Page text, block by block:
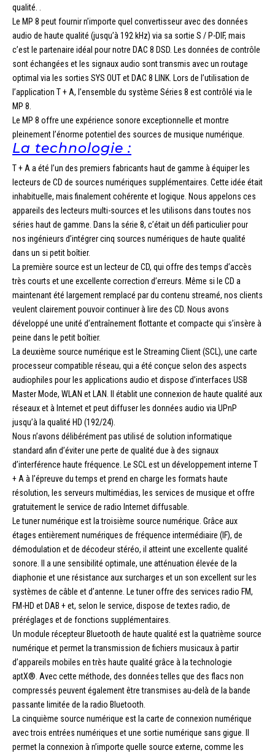
qualité. .
Le MP 8 peut fournir n’importe quel convertisseur avec des données
audio de haute qualité (jusqu’à 192 kHz) via sa sortie S / P-DIF, mais
c’est le partenaire idéal pour notre DAC 8 DSD. Les données de contrôle
sont échangées et les signaux audio sont transmis avec un routage
optimal via les sorties SYS OUT et DAC 8 LINK. Lors de l’utilisation de
l’application T + A, l’ensemble du système Séries 8 est contrôlé via le
MP 8.
Le MP 8 offre une expérience sonore exceptionnelle et montre
pleinement l’énorme potentiel des sources de musique numérique.
La technologie :
T + A a été l’un des premiers fabricants haut de gamme à équiper les
lecteurs de CD de sources numériques supplémentaires. Cette idée était
inhabituelle, mais finalement cohérente et logique. Nous appelons ces
appareils des lecteurs multi-sources et les utilisons dans toutes nos
séries haut de gamme. Dans la série 8, c’était un défi particulier pour
nos ingénieurs d’intégrer cinq sources numériques de haute qualité
dans un si petit boîtier.
La première source est un lecteur de CD, qui offre des temps d’accès
très courts et une excellente correction d’erreurs. Même si le CD a
maintenant été largement remplacé par du contenu streamé, nos clients
veulent clairement pouvoir continuer à lire des CD. Nous avons
développé une unité d’entraînement flottante et compacte qui s’insère à
peine dans le petit boîtier.
La deuxième source numérique est le Streaming Client (SCL), une carte
processeur compatible réseau, qui a été conçue selon des aspects
audiophiles pour les applications audio et dispose d’interfaces USB
Master Mode, WLAN et LAN. Il établit une connexion de haute qualité aux
réseaux et à Internet et peut diffuser les données audio via UPnP
jusqu’à la qualité HD (192/24).
Nous n’avons délibérément pas utilisé de solution informatique
standard afin d’éviter une perte de qualité due à des signaux
d’interférence haute fréquence. Le SCL est un développement interne T
+ A à l’épreuve du temps et prend en charge les formats haute
résolution, les serveurs multimédias, les services de musique et offre
gratuitement le service de radio Internet diffusable.
Le tuner numérique est la troisième source numérique. Grâce aux
étages entièrement numériques de fréquence intermédiaire (IF), de
démodulation et de décodeur stéréo, il atteint une excellente qualité
sonore. Il a une sensibilité optimale, une atténuation élevée de la
diaphonie et une résistance aux surcharges et un son excellent sur les
systèmes de câble et d’antenne. Le tuner offre des services radio FM,
FM-HD et DAB + et, selon le service, dispose de textes radio, de
préréglages et de fonctions supplémentaires.
Un module récepteur Bluetooth de haute qualité est la quatrième source
numérique et permet la transmission de fichiers musicaux à partir
d’appareils mobiles en très haute qualité grâce à la technologie
aptX®. Avec cette méthode, des données telles que des flacs non
compressés peuvent également être transmises au-delà de la bande
passante limitée de la radio Bluetooth.
La cinquième source numérique est la carte de connexion numérique
avec trois entrées numériques et une sortie numérique sans gigue. Il
permet la connexion à n’importe quelle source externe, comme les